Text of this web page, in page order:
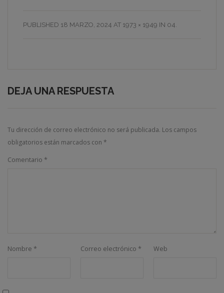
PUBLISHED 18 MARZO, 2024 AT 1973 × 1949 IN 04.
DEJA UNA RESPUESTA
Tu dirección de correo electrónico no será publicada. Los campos
obligatorios están marcados con *
Comentario *
Nombre * Correo electrónico * Web